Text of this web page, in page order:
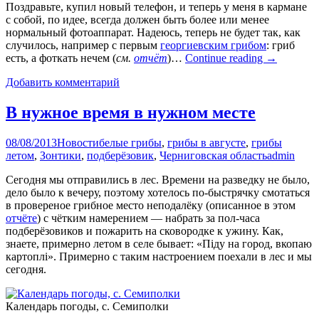
Поздравьте, купил новый телефон, и теперь у меня в кармане
с собой, по идее, всегда должен быть более или менее
нормальный фотоаппарат. Надеюсь, теперь не будет так, как
случилось, например с первым георгиевским грибом: гриб
есть, а фоткать нечем (см. отчёт)… Continue reading →
Добавить комментарий
В нужное время в нужном месте
08/08/2013Новостибелые грибы, грибы в августе, грибы
летом, Зонтики, подберёзовик, Черниговская областьadmin
Сегодня мы отправились в лес. Времени на разведку не было,
дело было к вечеру, поэтому хотелось по-быстрячку смотаться
в провереное грибное место неподалёку (описанное в этом
отчёте) с чётким намерением — набрать за пол-часа
подберёзовиков и пожарить на сковородке к ужину. Как,
знаете, примерно летом в селе бывает: «Піду на город, вкопаю
картоплі». Примерно с таким настроением поехали в лес и мы
сегодня.
Календарь погоды, с. Семиполки